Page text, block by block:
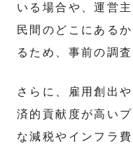
いる場合や、運営
民間のどこにある
るため、事前の調
さらに、雇用創出
済的貢献度が高い
な減税やインフラ